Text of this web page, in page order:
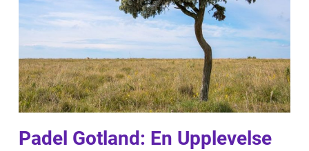
Padel Gotland: En Upplevelse